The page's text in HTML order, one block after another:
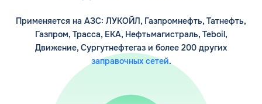
Применяется на АЗС: ЛУКОЙЛ, Газпромнефть, Татнефть,
Газпром, Трасса, ЕКА, Нефтьмагистраль, Teboil,
Движение, Сургутнефтегаз и более 200 других
заправочных сетей.